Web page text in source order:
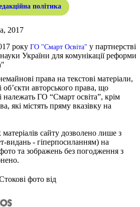
політика
2017
року ГО "Смарт Освіта" у партнерстві
України для комунікації реформи
права на текстові матеріали,
авторського права, що
належать ГО “Смарт освіта”, крім
які містять пряму вказівку на
сайту дозволено лише з
видань - гіперпосиланням) на
та зображень без погодження з
фото від